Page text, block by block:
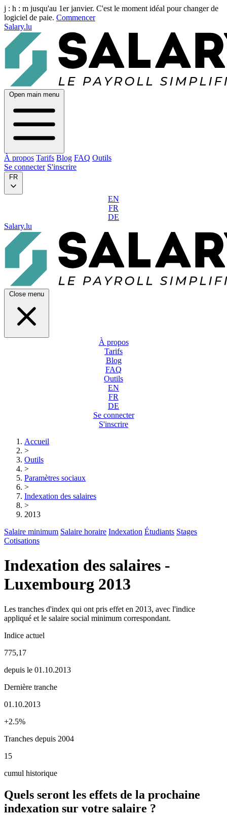
j : h : m jusqu'au 1er janvier. C'est le moment idéal pour changer de
logiciel de paie. Commencer
Salary.lu
Open main menu
À propos Tarifs Blog FAQ Outils
Se connecter S'inscrire
FR
EN
FR
DE
Salary.lu
Close menu
À propos
Tarifs
Blog
FAQ
Outils
EN
FR
DE
Se connecter
S'inscrire
Accueil
>
Outils
>
Paramètres sociaux
>
Indexation des salaires
>
2013
Salaire minimum Salaire horaire Indexation Étudiants Stages
Cotisations
Indexation des salaires -
Luxembourg 2013
Les tranches d'index qui ont pris effet en 2013, avec l'indice
appliqué et le salaire social minimum correspondant.
Indice actuel
775,17
depuis le 01.10.2013
Dernière tranche
01.10.2013
+2.5%
Tranches depuis 2004
15
cumul historique
Quels seront les effets de la prochaine
indexation sur votre salaire ?